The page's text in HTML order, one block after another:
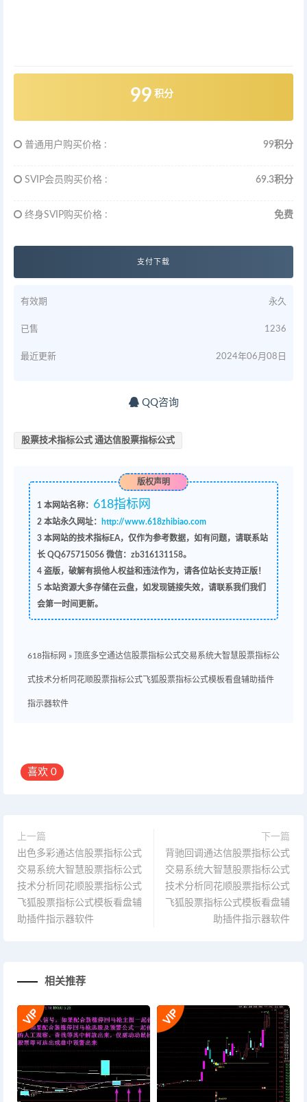
99 积分
普通用户购买价格 : 99积分
SVIP会员购买价格 : 69.3积分
终身SVIP购买价格 : 免费
支付下载
有效期 永久
已售 1236
最近更新 2024年06月08日
QQ咨询
股票技术指标公式 通达信股票指标公式
版权声明
1 本网站名称： 618指标网
2本站永久网址：
http://www.618zhibiao.com
3本网站的技术指标EA，仅作为参考数据，如有问题，请联系站
长 QQ675715056 微信：zb316131158。
4盗版，破解有损他人权益和违法作为，请各位站长支持正版！
5本站资源大多存储在云盘，如发现链接失效，请联系我们我们
会第一时间更新。
618指标网 » 顶底多空通达信股票指标公式交易系统大智慧股票指标公
式技术分析同花顺股票指标公式飞狐股票指标公式模板看盘辅助插件
指示器软件
喜欢 0
上一篇
出色多彩通达信股票指标公式
交易系统大智慧股票指标公式
技术分析同花顺股票指标公式
飞狐股票指标公式模板看盘辅
助插件指示器软件
下一篇
背驰回调通达信股票指标公式
交易系统大智慧股票指标公式
技术分析同花顺股票指标公式
飞狐股票指标公式模板看盘辅
助插件指示器软件
相关推荐